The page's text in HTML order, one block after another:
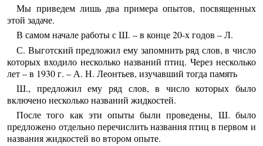
Мы приведем лишь два примера опытов, посвященных
этой задаче.
В самом начале работы с Ш. – в конце 20-х годов – Л.
С. Выготский предложил ему запомнить ряд слов, в число
которых входило несколько названий птиц. Через несколько
лет – в 1930 г. – А. Н. Леонтьев, изучавший тогда память
Ш., предложил ему ряд слов, в число которых было
включено несколько названий жидкостей.
После того как эти опыты были проведены, Ш. было
предложено отдельно перечислить названия птиц в первом и
названия жидкостей во втором опыте.